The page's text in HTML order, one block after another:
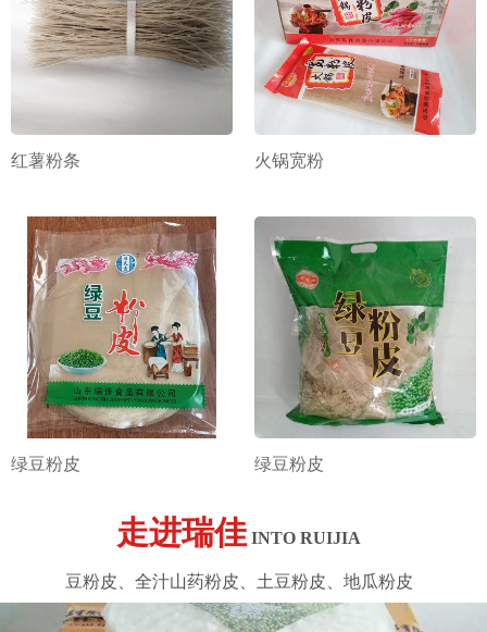
红薯粉条 火锅宽粉
绿豆粉皮 绿豆粉皮
走进瑞佳 INTO RUIJIA
豆粉皮、全汁山药粉皮、土豆粉皮、地瓜粉皮